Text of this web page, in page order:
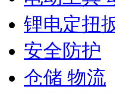
锂电定扭
安全防护
仓储 物流